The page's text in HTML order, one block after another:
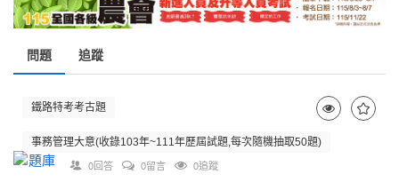
問題 追蹤
鐵路特考考古題
事務管理大意(收錄103年~111年歷屆試題,每次隨機抽取50題)
0回答 0留言 0追蹤